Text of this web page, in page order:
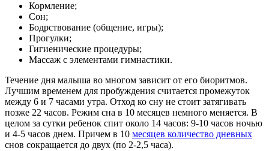
Кормление;
Сон;
Бодрствование (общение, игры);
Прогулки;
Гигиенические процедуры;
Массаж с элементами гимнастики.
Течение дня малыша во многом зависит от его биоритмов.
Лучшим временем для пробуждения считается промежуток
между 6 и 7 часами утра. Отход ко сну не стоит затягивать
позже 22 часов. Режим сна в 10 месяцев немного меняется. В
целом за сутки ребенок спит около 14 часов: 9-10 часов ночью
и 4-5 часов днем. Причем в 10 месяцев количество дневных
снов сокращается до двух (по 2-2,5 часа).